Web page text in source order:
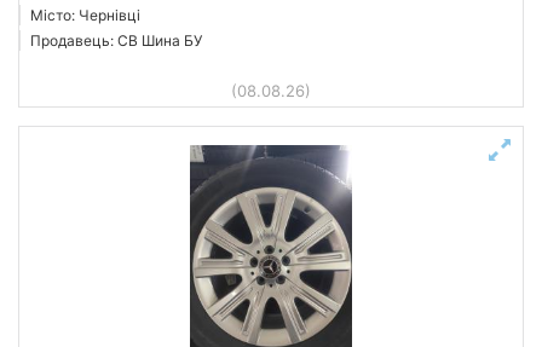
Місто: Чернівці
Продавець: СВ Шина БУ
(08.08.26)